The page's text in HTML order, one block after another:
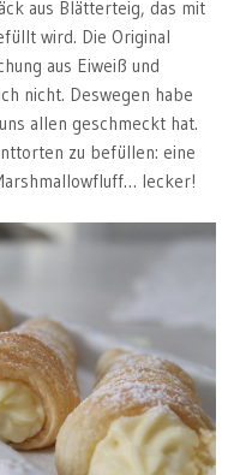
aus Blätterteig, das mit
wird. Die Original
aus Eiweiß und
nicht. Deswegen habe
allen geschmeckt hat.
zu befüllen: eine
lecker!